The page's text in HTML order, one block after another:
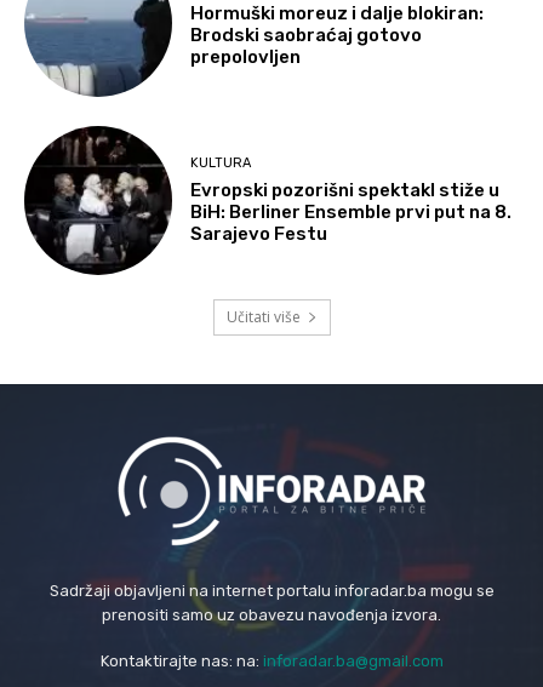
Hormuški moreuz i dalje blokiran:
Brodski saobraćaj gotovo
prepolovljen
KULTURA
Evropski pozorišni spektakl stiže u
BiH: Berliner Ensemble prvi put na 8.
Sarajevo Festu
Učitati više
Sadržaji objavljeni na internet portalu inforadar.ba mogu se
prenositi samo uz obavezu navođenja izvora.
Kontaktirajte nas: na: inforadar.ba@gmail.com